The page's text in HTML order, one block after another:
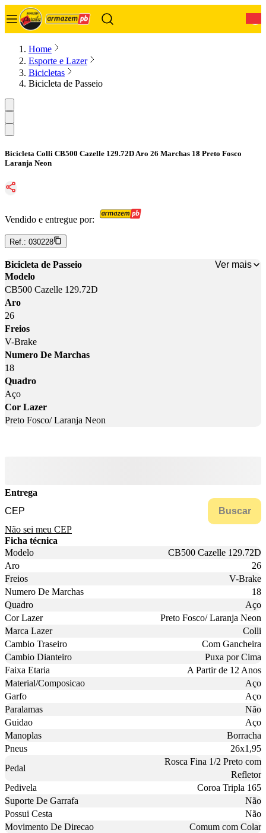
Home
Esporte e Lazer
Bicicletas
Bicicleta de Passeio
Bicicleta Colli CB500 Cazelle 129.72D Aro 26 Marchas 18 Preto Fosco
Laranja Neon
Vendido e entregue por:
Ref.: 030228
Bicicleta de Passeio
Ver mais
Modelo
CB500 Cazelle 129.72D
Aro
26
Freios
V-Brake
Numero De Marchas
18
Quadro
Aço
Cor Lazer
Preto Fosco/ Laranja Neon
Entrega
Buscar
Não sei meu CEP
Ficha técnica
Modelo
CB500 Cazelle 129.72D
Aro
26
Freios
V-Brake
Numero De Marchas
18
Quadro
Aço
Cor Lazer
Preto Fosco/ Laranja Neon
Marca Lazer
Colli
Cambio Traseiro
Com Gancheira
Cambio Dianteiro
Puxa por Cima
Faixa Etaria
A Partir de 12 Anos
Material/Composicao
Aço
Garfo
Aço
Paralamas
Não
Guidao
Aço
Manoplas
Borracha
Pneus
26x1,95
Pedal
Rosca Fina 1/2 Preto com
Refletor
Pedivela
Coroa Tripla 165
Suporte De Garrafa
Não
Possui Cesta
Não
Movimento De Direcao
Comum com Colar